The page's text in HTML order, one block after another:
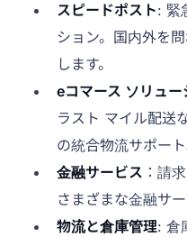
スピードポスト: 緊
ション。国内外を
します。
eコマース ソリュー
ラスト マイル配送
の統合物流サポート
金融サービス ：請
さまざまな金融サー
物流と倉庫管理: 倉